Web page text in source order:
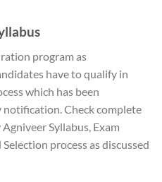
program as
have to qualify in
which has been
Check complete
Syllabus, Exam
process as discussed